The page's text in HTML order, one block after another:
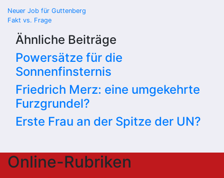
Beitragsnavigation
Neuer Job für Guttenberg
Fakt vs. Frage
Ähnliche Beiträge
Powersätze für die
Sonnenfinsternis
Friedrich Merz: eine umgekehrte
Furzgrundel?
Erste Frau an der Spitze der UN?
Online-Rubriken